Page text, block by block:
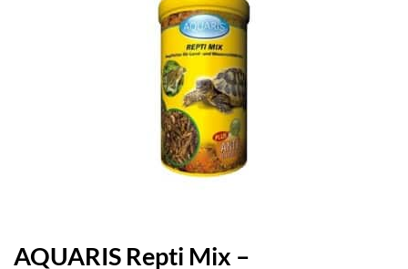
AQUARIS Repti Mix –